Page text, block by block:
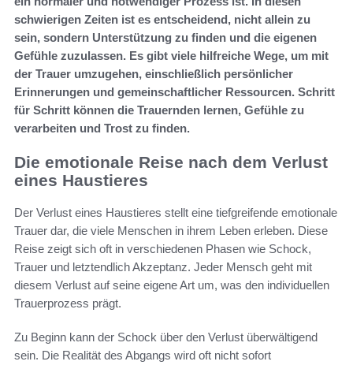
schwierigen Zeiten ist es entscheidend, nicht allein zu
sein, sondern Unterstützung zu finden und die eigenen
Gefühle zuzulassen. Es gibt viele hilfreiche Wege, um mit
der Trauer umzugehen, einschließlich persönlicher
Erinnerungen und gemeinschaftlicher Ressourcen. Schritt
für Schritt können die Trauernden lernen, Gefühle zu
verarbeiten und Trost zu finden.
Die emotionale Reise nach dem Verlust
eines Haustieres
Der Verlust eines Haustieres stellt eine tiefgreifende emotionale
Trauer dar, die viele Menschen in ihrem Leben erleben. Diese
Reise zeigt sich oft in verschiedenen Phasen wie Schock,
Trauer und letztendlich Akzeptanz. Jeder Mensch geht mit
diesem Verlust auf seine eigene Art um, was den individuellen
Trauerprozess prägt.
Zu Beginn kann der Schock über den Verlust überwältigend
sein. Die Realität des Abgangs wird oft nicht sofort